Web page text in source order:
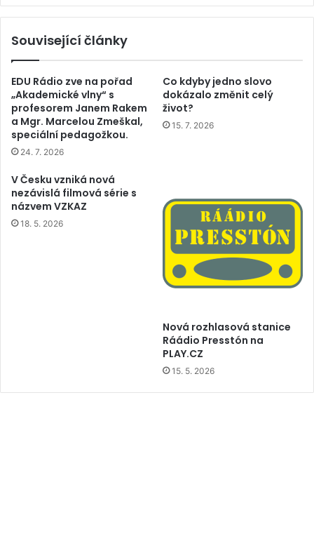
Související články
EDU Rádio zve na pořad
„Akademické vlny“ s
profesorem Janem Rakem
a Mgr. Marcelou Zmeškal,
speciální pedagožkou.
24. 7. 2026
Co kdyby jedno slovo
dokázalo změnit celý
život?
15. 7. 2026
V Česku vzniká nová
nezávislá filmová série s
názvem VZKAZ
18. 5. 2026
Nová rozhlasová stanice
Ráádio Presstón na
PLAY.CZ
15. 5. 2026